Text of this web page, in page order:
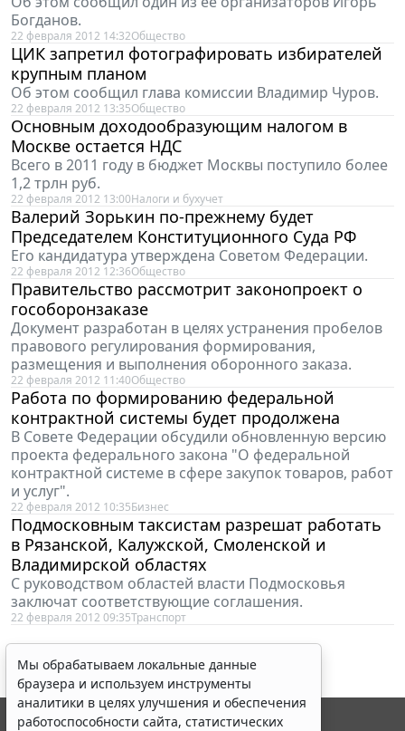
Богданов.
22 февраля 2012 14:32Общество
ЦИК запретил фотографировать избирателей
крупным планом
Об этом сообщил глава комиссии Владимир Чуров.
22 февраля 2012 13:35Общество
Основным доходообразующим налогом в
Москве остается НДС
Всего в 2011 году в бюджет Москвы поступило более
1,2 трлн руб.
22 февраля 2012 13:00Налоги и бухучет
Валерий Зорькин по-прежнему будет
Председателем Конституционного Суда РФ
Его кандидатура утверждена Советом Федерации.
22 февраля 2012 12:36Общество
Правительство рассмотрит законопроект о
гособоронзаказе
Документ разработан в целях устранения пробелов
правового регулирования формирования,
размещения и выполнения оборонного заказа.
22 февраля 2012 11:40Общество
Работа по формированию федеральной
контрактной системы будет продолжена
В Совете Федерации обсудили обновленную версию
проекта федерального закона "О федеральной
контрактной системе в сфере закупок товаров, работ
и услуг".
22 февраля 2012 10:35Бизнес
Подмосковным таксистам разрешат работать
в Рязанской, Калужской, Смоленской и
Владимирской областях
С руководством областей власти Подмосковья
заключат соответствующие соглашения.
22 февраля 2012 09:35Транспорт
Мы обрабатываем локальные данные
браузера и используем инструменты
аналитики в целях улучшения и обеспечения
работоспособности сайта, статистических